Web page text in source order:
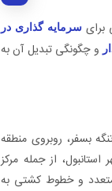
برایسرمایه گذاری در
و چگونگی تبدیل آن به
بسفر، روبروی منطقه
از جمله مرکز
و خطوط کشتی به